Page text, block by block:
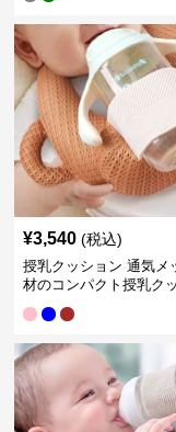
¥3,540 (税込)
授乳クッション 通気メ
材のコンパクト授乳ク